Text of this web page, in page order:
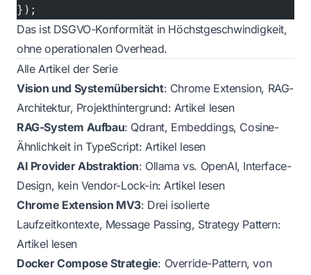
});
Das ist DSGVO-Konformität in Höchstgeschwindigkeit,
ohne operationalen Overhead.
Alle Artikel der Serie
Vision und Systemübersicht: Chrome Extension, RAG-
Architektur, Projekthintergrund: Artikel lesen
RAG-System Aufbau: Qdrant, Embeddings, Cosine-
Ähnlichkeit in TypeScript:Artikel lesen
AI Provider Abstraktion: Ollama vs. OpenAI, Interface-
Design, kein Vendor-Lock-in:Artikel lesen
Chrome Extension MV3: Drei isolierte
Laufzeitkontexte, Message Passing, Strategy Pattern:
Artikel lesen
Docker Compose Strategie: Override-Pattern, von